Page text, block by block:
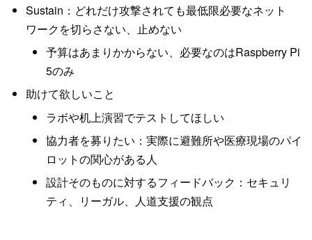
Sustain：どれだけ攻撃されても最低限必要なネット
ワークを切らさない、止めない
予算はあまりかからない、必要なのはRaspberry Pi
5のみ
助けて欲しいこと
ラボや机上演習でテストしてほしい
協力者を募りたい：実際に避難所や医療現場のパイ
ロットの関心がある人
設計そのものに対するフィードバック：セキュリ
ティ、リーガル、人道支援の観点